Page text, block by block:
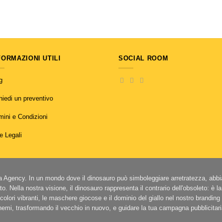
UTILI
un preventivo
e Condizioni
Legali
SOCIAL ROOM
Agency. In un mondo dove il dinosauro può simboleggiare arretratezza,
Nella nostra visione, il dinosauro rappresenta il contrario dell'obsoleto: è
vibranti, le maschere giocose e il dominio del giallo nel nostro
trasformando il vecchio in nuovo, e guidare la tua campagna